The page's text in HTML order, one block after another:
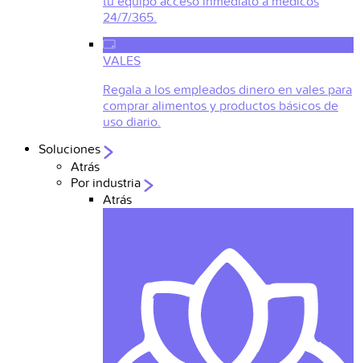
24/7/365.
VALES
Regala a los empleados dinero en vales para
comprar alimentos y productos básicos de
uso diario.
Soluciones
Atrás
Por industria
Atrás